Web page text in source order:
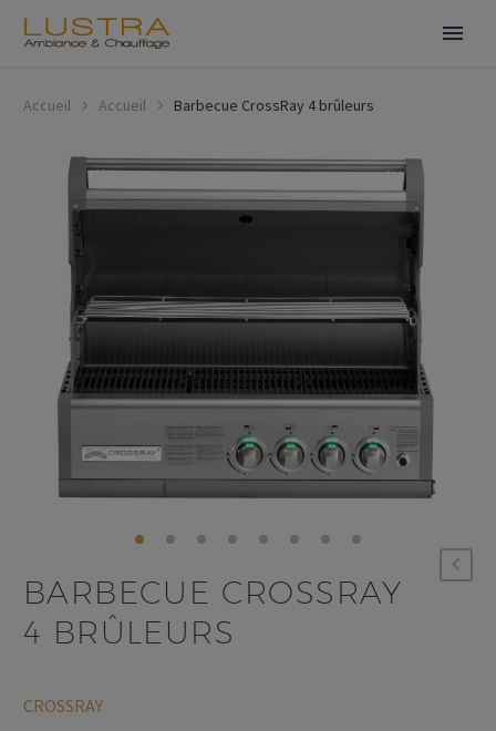
Accueil Accueil Barbecue CrossRay 4 brûleurs
BARBECUE CROSSRAY
4 BRÛLEURS
CROSSRAY